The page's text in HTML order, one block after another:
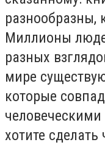
Миллионы
разных
мире
которые
хотите